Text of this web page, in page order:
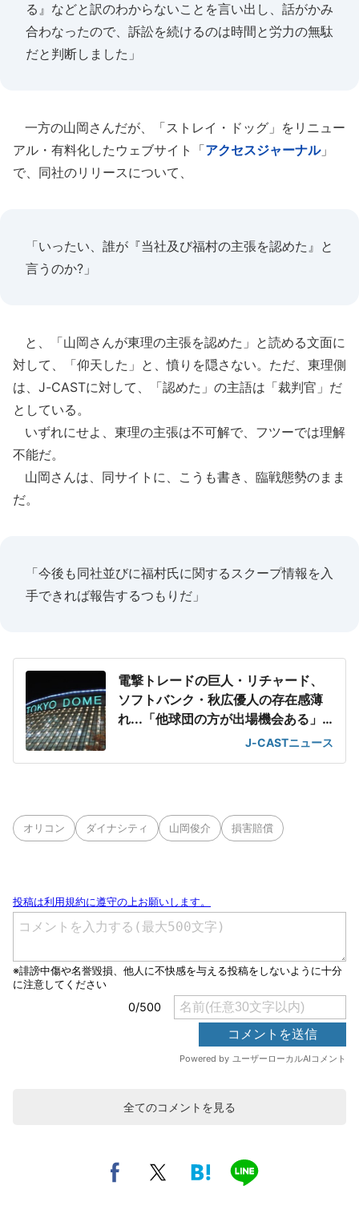
る』などと訳のわからないことを言い出し、話がかみ
合わなったので、訴訟を続けるのは時間と労力の無駄
だと判断しました」
一方の山岡さんだが、「ストレイ・ドッグ」をリニュー
アル・有料化したウェブサイト「アクセスジャーナル」
で、同社のリリースについて、
「いったい、誰が『当社及び福村の主張を認めた』と
言うのか?」
と、「山岡さんが東理の主張を認めた」と読める文面に
対して、「仰天した」と、憤りを隠さない。ただ、東理側
は、J-CASTに対して、「認めた」の主語は「裁判官」だ
としている。
いずれにせよ、東理の主張は不可解で、フツーでは理解
不能だ。
山岡さんは、同サイトに、こうも書き、臨戦態勢のまま
だ。
「今後も同社並びに福村氏に関するスクープ情報を入
手できれば報告するつもりだ」
電撃トレードの巨人・リチャード、
ソフトバンク・秋広優人の存在感薄
れ...「他球団の方が出場機会ある」
J-CASTニュース
オリコン ダイナシティ 山岡俊介 損害賠償
全てのコメントを見る